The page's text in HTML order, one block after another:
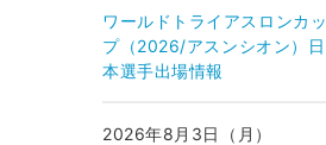
ワールドトライアスロンカッ
プ（2026/アスンシオン）日
本選手出場情報
2026年8月3日（月）